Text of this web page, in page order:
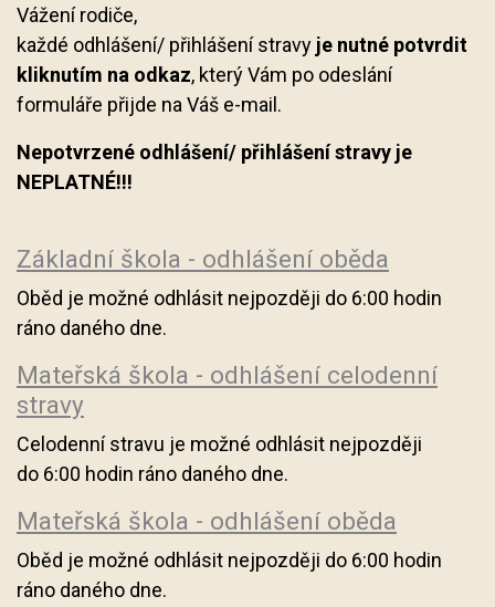
Vážení rodiče,
každé odhlášení/ přihlášení stravy je nutné potvrdit
kliknutím na odkaz, který Vám po odeslání
formuláře přijde na Váš e-mail.
Nepotvrzené odhlášení/ přihlášení stravy je
NEPLATNÉ!!!
Základní škola - odhlášení oběda
Oběd je možné odhlásit nejpozději do 6:00 hodin
ráno daného dne.
Mateřská škola - odhlášení celodenní
stravy
Celodenní stravu je možné odhlásit nejpozději
do 6:00 hodin ráno daného dne.
Mateřská škola - odhlášení oběda
Oběd je možné odhlásit nejpozději do 6:00 hodin
ráno daného dne.